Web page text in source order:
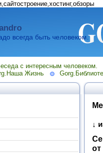
всегда быть человеком.
с интересным человеком.
Жизнь
↓
от